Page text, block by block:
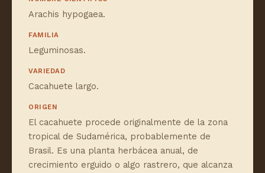
Arachis hypogaea.
FAMILIA
Leguminosas.
VARIEDAD
Cacahuete largo.
ORIGEN
El cacahuete procede originalmente de la zona
tropical de Sudamérica, probablemente de
Brasil. Es una planta herbácea anual, de
crecimiento erguido o algo rastrero, que alcanza